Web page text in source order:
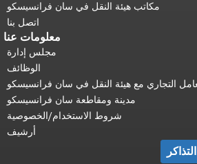
مكاتب هيئة النقل في سان فرانسيسكو
اتصل بنا
معلومات عنا
مجلس إدارة
الوظائف
التجاري مع هيئة النقل في سان فرانسيسكو
مدينة ومقاطعة سان فرانسيسكو
شروط الاستخدام/الخصوصية
أرشيف